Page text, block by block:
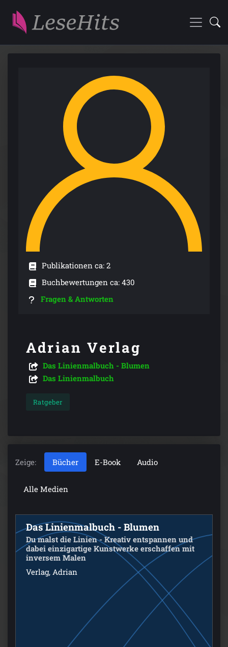
Publikationen ca: 2
Buchbewertungen ca: 430
Fragen & Antworten
Adrian Verlag
Das Linienmalbuch - Blumen
Das Linienmalbuch
Ratgeber
Zeige: Bücher E-Book Audio
Alle Medien
Das Linienmalbuch - Blumen
Du malst die Linien - Kreativ entspannen und
dabei einzigartige Kunstwerke erschaffen mit
inversem Malen
Verlag, Adrian